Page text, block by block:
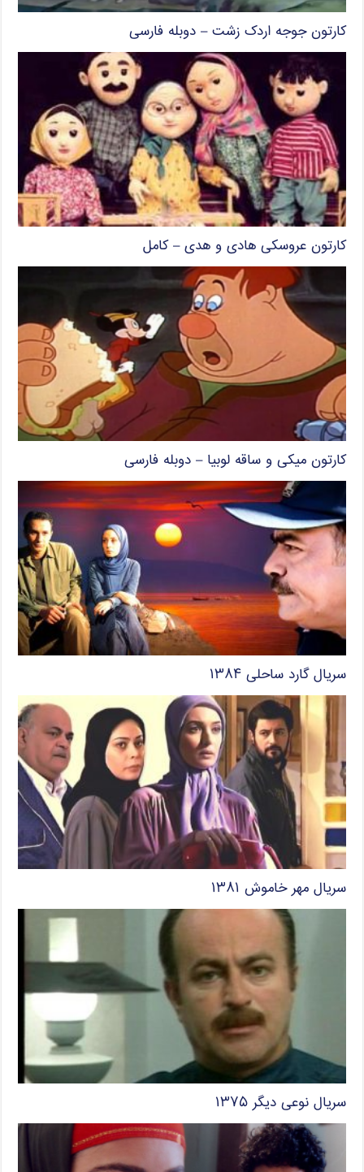
کارتون جوجه اردک زشت – دوبله فارسی
کارتون عروسکی هادی و هدی – کامل
کارتون میکی و ساقه لوبیا – دوبله فارسی
سریال گارد ساحلی ۱۳۸۴
سریال مهر خاموش ۱۳۸۱
سریال نوعی دیگر ۱۳۷۵